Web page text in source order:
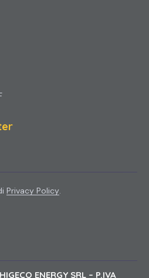
Privacy Policy.
ENERGY SRL – P.IVA